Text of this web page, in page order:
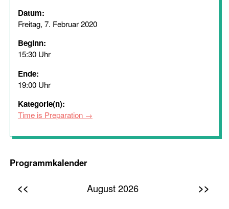
Datum:
Freitag, 7. Februar 2020
Beginn:
15:30 Uhr
Ende:
19:00 Uhr
Kategorie(n):
Time is Preparation
Programmkalender
<< August 2026 >>